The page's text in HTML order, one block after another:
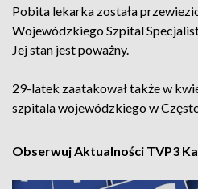
Pobita lekarka została
Wojewódzkiego Szpital
Jej stan jest poważny.
29-latek zaatakował także w
szpitala wojewódzkiego w
Obserwuj Aktualności TVP3